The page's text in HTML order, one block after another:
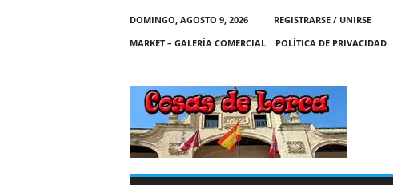
DOMINGO, AGOSTO 9, 2026
REGISTRARSE / UNIRSE
MARKET – GALERÍA COMERCIAL
POLÍTICA DE PRIVACIDAD
C
A
S